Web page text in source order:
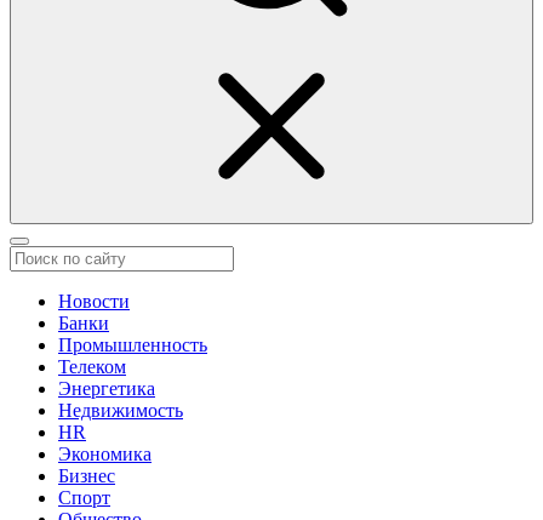
Новости
Банки
Промышленность
Телеком
Энергетика
Недвижимость
HR
Экономика
Бизнес
Спорт